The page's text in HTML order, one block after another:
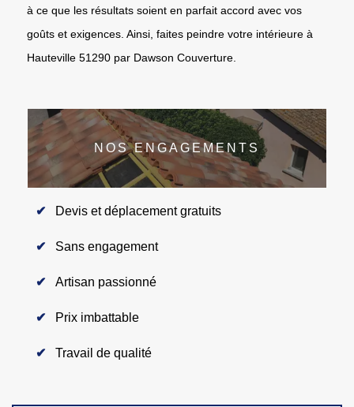
à ce que les résultats soient en parfait accord avec vos
goûts et exigences. Ainsi, faites peindre votre intérieure à
Hauteville 51290 par Dawson Couverture.
NOS ENGAGEMENTS
Devis et déplacement gratuits
Sans engagement
Artisan passionné
Prix imbattable
Travail de qualité